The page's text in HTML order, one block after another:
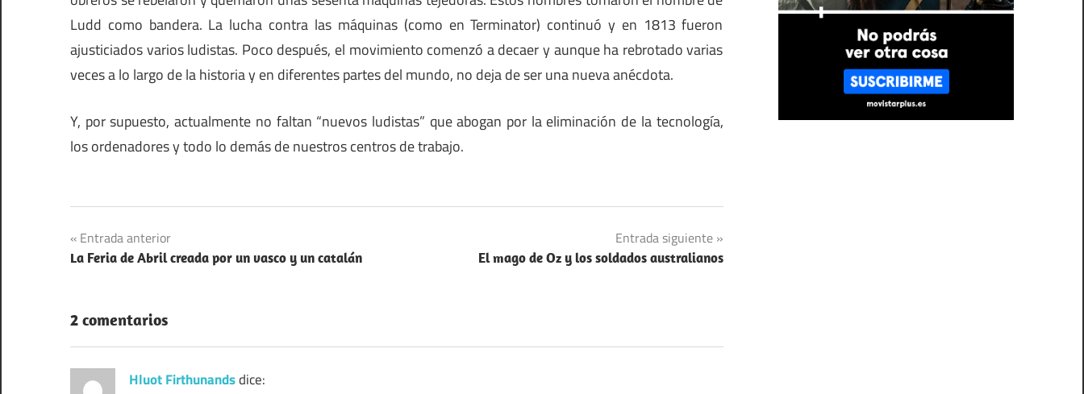
Ludd como bandera. La lucha contra las máquinas (como en Terminator) continuó y en 1813 fueron
ajusticiados varios ludistas. Poco después, el movimiento comenzó a decaer y aunque ha rebrotado varias
veces a lo largo de la historia y en diferentes partes del mundo, no deja de ser una nueva anécdota.
Y, por supuesto, actualmente no faltan “nuevos ludistas” que abogan por la eliminación de la tecnología,
los ordenadores y todo lo demás de nuestros centros de trabajo.
Navegación
de
entradas
Entrada anterior
La Feria de Abril creada por un vasco y un catalán
Entrada siguiente
El mago de Oz y los soldados australianos
2 comentarios
Hluot Firthunandsdice: